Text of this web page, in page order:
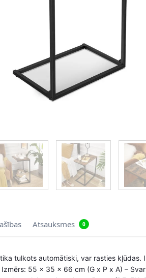
Atsauksmes 0
tulkots automātiski, var rasties kļūdas.
55 x 35 x 66 cm (G x P x A) –